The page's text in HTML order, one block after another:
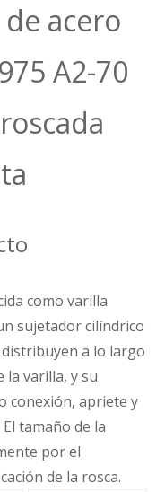
acero
A2-70
como varilla
sujetador cilíndrico
a lo largo
la varilla, y su
conexión, apriete y
tamaño de la
por el
de la rosca.